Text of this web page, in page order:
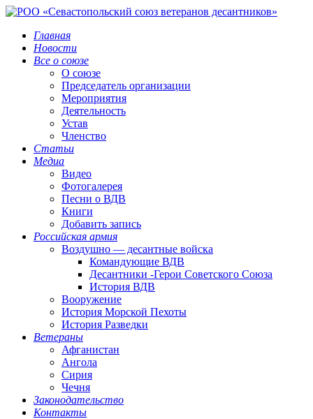
Главная
Новости
Все о союзе
О союзе
Председатель организации
Мероприятия
Деятельность
Устав
Членство
Статьи
Медиа
Видео
Фотогалерея
Песни о ВДВ
Книги
Добавить запись
Российская армия
Воздушно — десантные войска
Командующие ВДВ
Десантники -Герои Советского Союза
История ВДВ
Вооружение
История Морской Пехоты
История Разведки
Ветераны
Афганистан
Ангола
Сирия
Чечня
Законодательство
Контакты